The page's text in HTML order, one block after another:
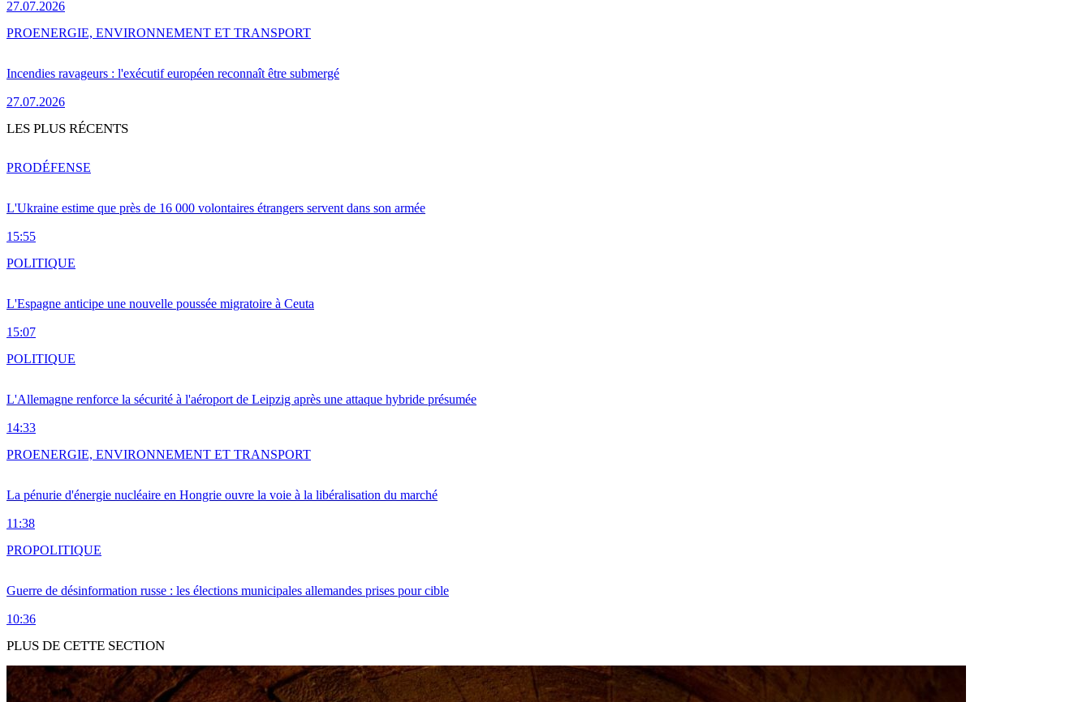
27.07.2026
Incendies ravageurs : l'exécutif européen reconnaît être submergé
27.07.2026
PROENERGIE, ENVIRONNEMENT ET TRANSPORT
LES PLUS RÉCENTS
L'Ukraine estime que près de 16 000 volontaires étrangers servent dans son armée
15:55
PRODÉFENSE
L'Espagne anticipe une nouvelle poussée migratoire à Ceuta
15:07
POLITIQUE
L'Allemagne renforce la sécurité à l'aéroport de Leipzig après une attaque hybride présumée
14:33
POLITIQUE
La pénurie d'énergie nucléaire en Hongrie ouvre la voie à la libéralisation du marché
11:38
PROENERGIE, ENVIRONNEMENT ET TRANSPORT
Guerre de désinformation russe : les élections municipales allemandes prises pour cible
10:36
PROPOLITIQUE
PLUS DE CETTE SECTION